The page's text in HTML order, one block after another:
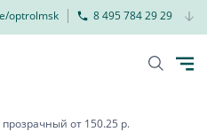
optrolmsk 8 495 784 29 29
от 150.25 р.